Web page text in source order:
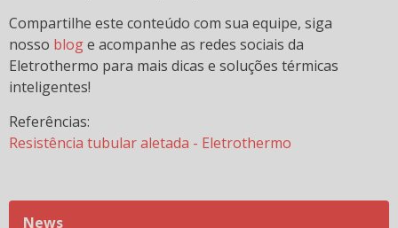
Compartilhe este conteúdo com sua equipe, siga
nosso bloge acompanhe as redes sociais da
Eletrothermo para mais dicas e soluções térmicas
inteligentes!
Referências:
Resistência tubular aletada - Eletrothermo
News
Newsletter JUNHO | Eletrothermo
Participação da Eletrothermo na feira Plástico Brasil
aquecimento em terrários e aviários.
Por que contar com a Eletrothermo na escolha da